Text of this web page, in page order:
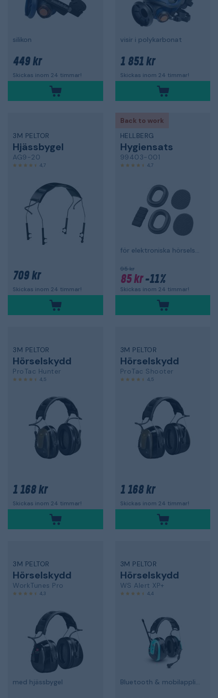
silikon
449 kr
Skickas inom 24 timmar!
visir i polykarbonat
1 851 kr
Skickas inom 24 timmar!
3M PELTOR
Hjässbygel
AG9-20
4,7
709 kr
Skickas inom 24 timmar!
Back to work
HELLBERG
Hygiensats
99403-001
4,7
för elektroniska hörselskydd
95 kr
85 kr-11%
Skickas inom 24 timmar!
3M PELTOR
Hörselskydd
ProTac Hunter
4,5
1 168 kr
Skickas inom 24 timmar!
3M PELTOR
Hörselskydd
ProTac Shooter
4,5
1 168 kr
Skickas inom 24 timmar!
3M PELTOR
Hörselskydd
WorkTunes Pro
4,3
med hjässbygel
3M PELTOR
Hörselskydd
WS Alert XP+
4,4
Bluetooth & mobilapplikation, hjässbygel